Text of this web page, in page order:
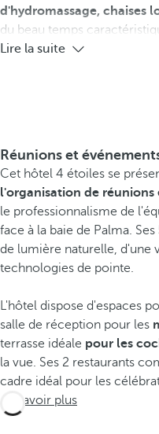
d'hydromassage, chaises
du beau temps
Lire la suite
Réunions et
Cet hôtel 4 étoiles se
l'organisation de réunions
le professionnalisme de
face à la baie de Palma. Ses
de lumière naturelle, d'une
technologies de pointe.
L'hôtel dispose d'espaces
salle de réception pour les
terrasse idéale pour les
la vue. Ses 2 restaurants
cadre idéal pour les
En savoir plus